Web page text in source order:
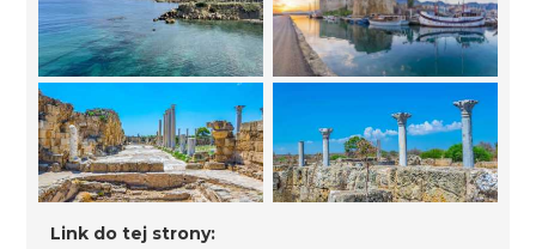
Link do tej strony: